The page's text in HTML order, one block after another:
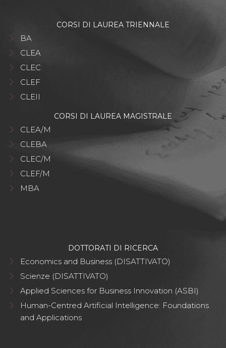
CORSI DI LAUREA TRIENNALE
BA
CLEA
CLEC
CLEF
CLEII
CORSI DI LAUREA MAGISTRALE
CLEA/M
CLEBA
CLEC/M
CLEF/M
MBA
DOTTORATI DI RICERCA
Economics and Business (DISATTIVATO)
Scienze (DISATTIVATO)
Applied Sciences for Business Innovation (ASBI)
Human-Centred Artificial Intelligence: Foundations
and Applications